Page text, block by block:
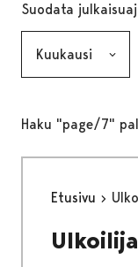
Suodata
Haku "page/7"
Etusivu